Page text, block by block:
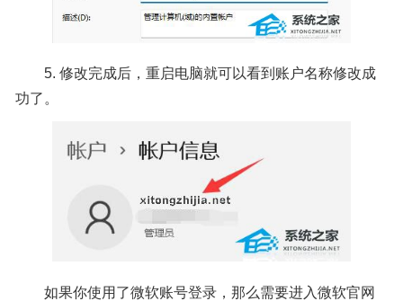
5. 修改完成后，重启电脑就可以看到账户名称修改成
功了。
如果你使用了微软账号登录，那么需要进入微软官网